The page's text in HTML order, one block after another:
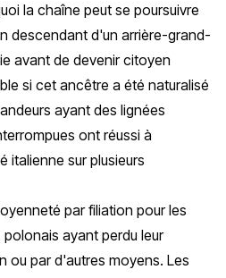
la chaîne peut se poursuivre
descendant d'un arrière-grand-
avant de devenir citoyen
si cet ancêtre a été naturalisé
ayant des lignées
ont réussi à
italienne sur plusieurs
par filiation pour les
ayant perdu leur
ou par d'autres moyens. Les